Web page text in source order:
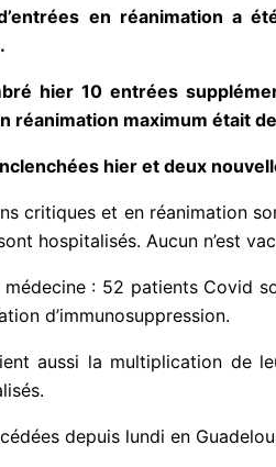
en réanimation a
hier 10 entrées
réanimation maximum était
hier et deux
critiques et en réanimation
hospitalisés. Aucun n’est
: 52 patients Covid
d’immunosuppression.
aussi la multiplication de
depuis lundi en